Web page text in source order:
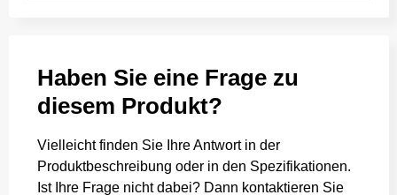
Haben Sie eine Frage zu
diesem Produkt?
Vielleicht finden Sie Ihre Antwort in der
Produktbeschreibung oder in den Spezifikationen.
Ist Ihre Frage nicht dabei? Dann kontaktieren Sie